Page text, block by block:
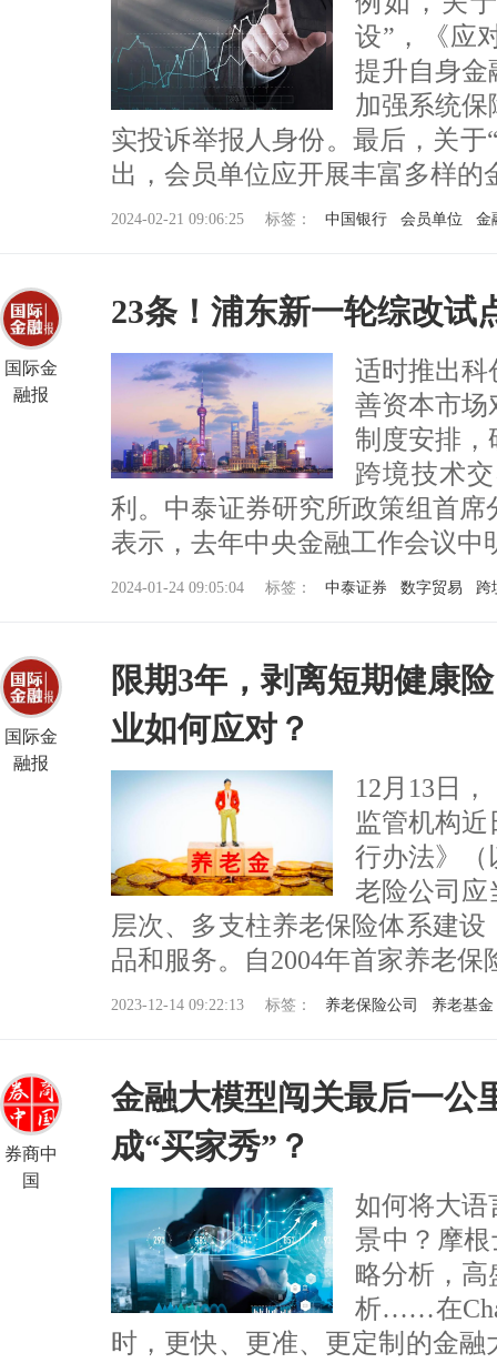
设”，《应
提升自身金
加强系统
实投诉举报人身份。最后，关
出，会员单位应开展丰富多样的
2024-02-21 09:06:25 标签： 中国银行 会员单位 金
国际金
融报
23条！浦东新一轮综改试
适时推出科
善资本市场
制度安排，
跨境技术
利。中泰证券研究所政策组首
表示，去年中央金融工作会议中
2024-01-24 09:05:04 标签： 中泰证券 数字贸易 跨
国际金
融报
限期3年，剥离短期健康
业如何应对？
12月13日
监管机构
行办法》（
老险公司应
层次、多支柱养老保险体系建
品和服务。自2004年首家养老保
2023-12-14 09:22:13 标签： 养老保险公司 养老基金
券商中
国
金融大模型闯关最后一公
成“买家秀”？
如何将大语
景中？摩根
略分析，
析……在
时，更快、更准、更定制的金